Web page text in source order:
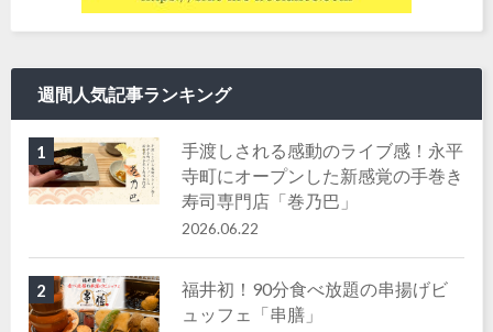
週間人気記事ランキング
1
手渡しされる感動のライブ感！永平
寺町にオープンした新感覚の手巻き
寿司専門店「巻乃巴」
2026.06.22
2
福井初！90分食べ放題の串揚げビ
ュッフェ「串膳」